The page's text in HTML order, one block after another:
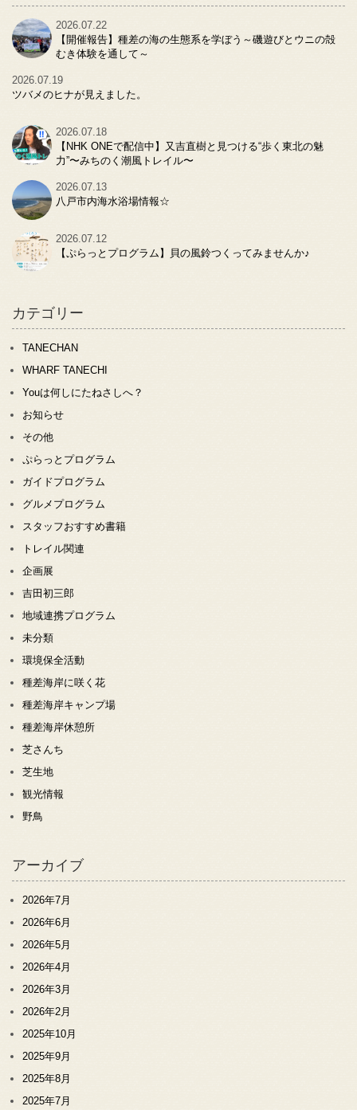
2026.07.22
【開催報告】種差の海の生態系を学ぼう～磯遊びとウニの殻
むき体験を通して～
2026.07.19
ツバメのヒナが見えました。
2026.07.18
【NHK ONEで配信中】又吉直樹と見つける“歩く東北の魅
力”〜みちのく潮風トレイル〜
2026.07.13
八戸市内海水浴場情報☆
2026.07.12
【ぷらっとプログラム】貝の風鈴つくってみませんか♪
カテゴリー
TANECHAN
WHARF TANECHI
Youは何しにたねさしへ？
お知らせ
その他
ぷらっとプログラム
ガイドプログラム
グルメプログラム
スタッフおすすめ書籍
トレイル関連
企画展
吉田初三郎
地域連携プログラム
未分類
環境保全活動
種差海岸に咲く花
種差海岸キャンプ場
種差海岸休憩所
芝さんち
芝生地
観光情報
野鳥
アーカイブ
2026年7月
2026年6月
2026年5月
2026年4月
2026年3月
2026年2月
2025年10月
2025年9月
2025年8月
2025年7月